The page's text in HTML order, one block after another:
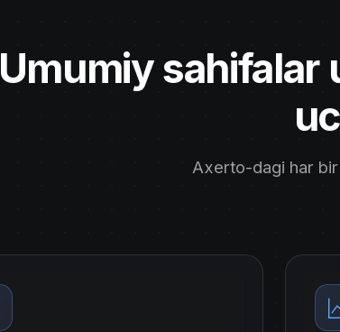
Umumiy sahifalar
Axerto-dagi har